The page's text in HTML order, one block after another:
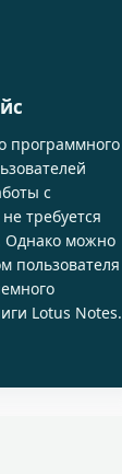
программного
с
требуется
Однако можно
пользователя
Lotus Notes.